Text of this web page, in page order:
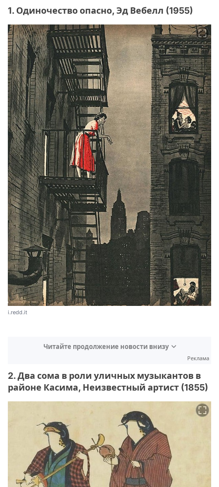
1. Одиночество опасно, Эд Вебелл (1955)
i.redd.it
Читайте продолжение новости внизу
Реклама
2. Два сома в роли уличных музыкантов в
районе Касима, Неизвестный артист (1855)